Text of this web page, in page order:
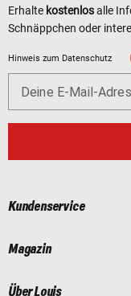
Erhalte kostenlosalle
Schnäppchen oder
Hinweis zum Datenschutz
Deine E-Mail-
Kundenservice
Magazin
Über Louis